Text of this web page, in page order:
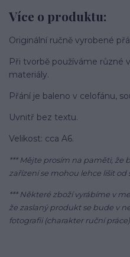
Více o produktu:
Originální ručně vyrobené
Při tvorbě používáme různé
materiály.
Přání je baleno v celofánu,
Uvnitř bez textu.
Velikost: cca A6.
*** Mějte prosím na paměti, že
zařízení se mohou lehce lišit
*** Některé zboží vyrábíme v
že zaslaný produkt se bude v
fotografii (charakter ruční práce).